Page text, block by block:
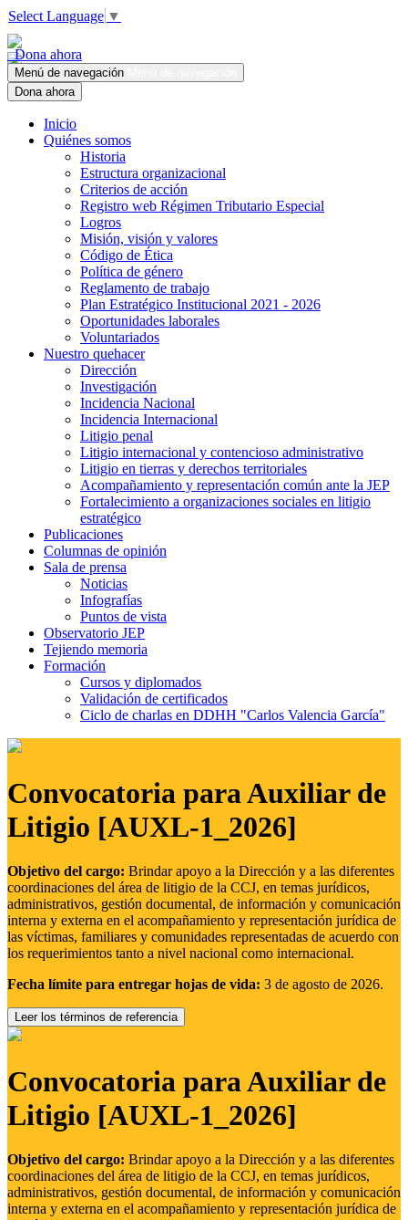
Select Language ▼
Dona ahora
Menú de navegación
Dona ahora
Inicio
Quiénes somos
Historia
Estructura organizacional
Criterios de acción
Registro web Régimen Tributario Especial
Logros
Misión, visión y valores
Código de Ética
Política de género
Reglamento de trabajo
Plan Estratégico Institucional 2021 - 2026
Oportunidades laborales
Voluntariados
Nuestro quehacer
Dirección
Investigación
Incidencia Nacional
Incidencia Internacional
Litigio penal
Litigio internacional y contencioso administrativo
Litigio en tierras y derechos territoriales
Acompañamiento y representación común ante la JEP
Fortalecimiento a organizaciones sociales en litigio
estratégico
Publicaciones
Columnas de opinión
Sala de prensa
Noticias
Infografías
Puntos de vista
Observatorio JEP
Tejiendo memoria
Formación
Cursos y diplomados
Validación de certificados
Ciclo de charlas en DDHH "Carlos Valencia García"
Convocatoria para Auxiliar de
Litigio [AUXL-1_2026]
Objetivo del cargo: Brindar apoyo a la Dirección y a las diferentes
coordinaciones del área de litigio de la CCJ, en temas jurídicos,
administrativos, gestión documental, de información y comunicación
interna y externa en el acompañamiento y representación jurídica de
las víctimas, familiares y comunidades representadas de acuerdo con
los requerimientos tanto a nivel nacional como internacional.
Fecha límite para entregar hojas de vida: 3 de agosto de 2026.
Leer los términos de referencia
Convocatoria para Auxiliar de
Litigio [AUXL-1_2026]
Objetivo del cargo: Brindar apoyo a la Dirección y a las diferentes
coordinaciones del área de litigio de la CCJ, en temas jurídicos,
administrativos, gestión documental, de información y comunicación
interna y externa en el acompañamiento y representación jurídica de